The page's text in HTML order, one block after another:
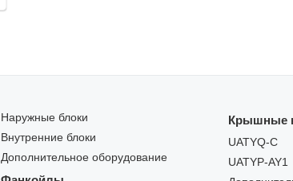
Наружные блоки
Внутренние блоки
Дополнительное оборудование
Крышные
UATYQ-C
UATYP-AY1